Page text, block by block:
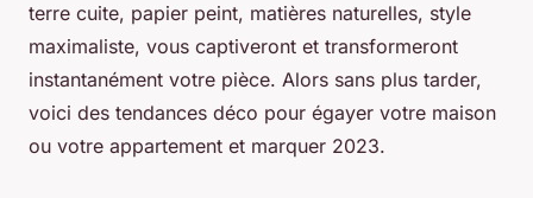
terre cuite, papier peint, matières naturelles, style
maximaliste, vous captiveront et transformeront
instantanément votre pièce. Alors sans plus tarder,
voici des tendances déco pour égayer votre maison
ou votre appartement et marquer 2023.